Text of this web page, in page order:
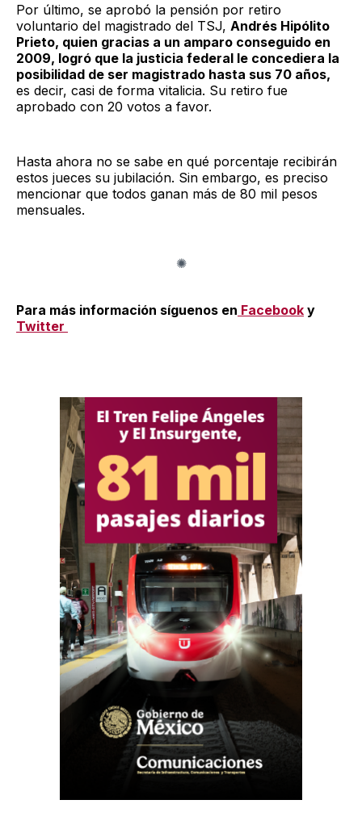
Por último, se aprobó la pensión por retiro
voluntario del magistrado del TSJ, Andrés Hipólito
Prieto, quien gracias a un amparo conseguido en
2009, logró que la justicia federal le concediera la
posibilidad de ser magistrado hasta sus 70 años,
es decir, casi de forma vitalicia. Su retiro fue
aprobado con 20 votos a favor.
Hasta ahora no se sabe en qué porcentaje recibirán
estos jueces su jubilación. Sin embargo, es preciso
mencionar que todos ganan más de 80 mil pesos
mensuales.
Para más información síguenos en Facebook y
Twitter